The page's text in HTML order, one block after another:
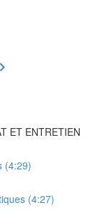
ET ENTRETIEN
(4:29)
(4:27)